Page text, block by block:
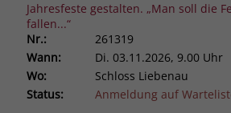
Jahresfeste gestalten. „Man soll die
fallen...“
Nr.:
261319
Wann:
Di. 03.11.2026, 9.00 Uhr
Wo:
Schloss Liebenau
Status:
Anmeldung auf